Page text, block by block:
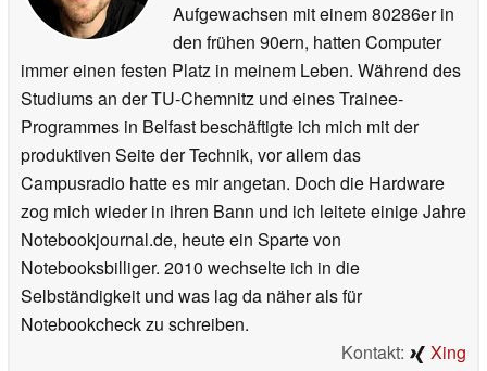
Aufgewachsen mit einem 80286er in
den frühen 90ern, hatten Computer
immer einen festen Platz in meinem Leben. Während des
Studiums an der TU-Chemnitz und eines Trainee-
Programmes in Belfast beschäftigte ich mich mit der
produktiven Seite der Technik, vor allem das
Campusradio hatte es mir angetan. Doch die Hardware
zog mich wieder in ihren Bann und ich leitete einige Jahre
Notebookjournal.de, heute ein Sparte von
Notebooksbilliger. 2010 wechselte ich in die
Selbständigkeit und was lag da näher als für
Notebookcheck zu schreiben.
Kontakt:
Xing